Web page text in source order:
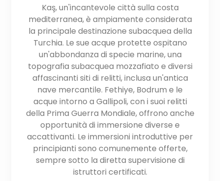
Kaş, un'incantevole città sulla costa
mediterranea, è ampiamente considerata
la principale destinazione subacquea della
Turchia. Le sue acque protette ospitano
un'abbondanza di specie marine, una
topografia subacquea mozzafiato e diversi
affascinanti siti di relitti, inclusa un'antica
nave mercantile. Fethiye, Bodrum e le
acque intorno a Gallipoli, con i suoi relitti
della Prima Guerra Mondiale, offrono anche
opportunità di immersione diverse e
accattivanti. Le immersioni introduttive per
principianti sono comunemente offerte,
sempre sotto la diretta supervisione di
istruttori certificati.